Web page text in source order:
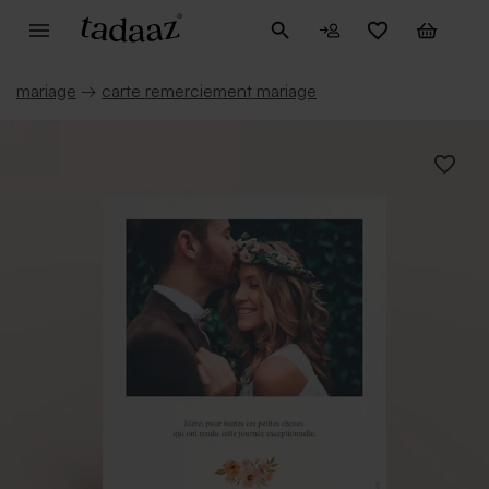
mariage → carte remerciement mariage